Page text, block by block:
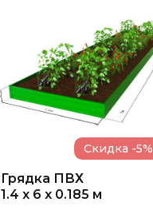
Грядка ПВХ
1.4 x 6 x 0.185 м
Скидка -5%